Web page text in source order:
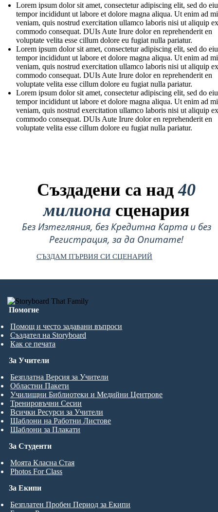
Lorem ipsum dolor sit amet, consectetur adipiscing elit, sed do
tempor incididunt ut labore et dolore magna aliqua. Ut enim ad
veniam, quis nostrud exercitation ullamco laboris nisi ut aliquip
commodo consequat. DUIs Aute Irure dolor en reprehenderit en
voluptate velita esse cillum dolore eu fugiat nulla pariatur.
Lorem ipsum dolor sit amet, consectetur adipiscing elit, sed do
tempor incididunt ut labore et dolore magna aliqua. Ut enim ad
veniam, quis nostrud exercitation ullamco laboris nisi ut aliquip
commodo consequat. DUIs Aute Irure dolor en reprehenderit en
voluptate velita esse cillum dolore eu fugiat nulla pariatur.
Lorem ipsum dolor sit amet, consectetur adipiscing elit, sed do
tempor incididunt ut labore et dolore magna aliqua. Ut enim ad
veniam, quis nostrud exercitation ullamco laboris nisi ut aliquip
commodo consequat. DUIs Aute Irure dolor en reprehenderit en
voluptate velita esse cillum dolore eu fugiat nulla pariatur.
Създадени са над40
милиона сценария
Без Изтегляния, без Кредитна Карта и без
Регистрация, за да Опитате!
СЪЗДАМ ПЪРВИЯ СИ СЦЕНАРИЙ
Помогне
Помощ и често задавани въпроси
Създател на Storyboard
Как се печата
За Студенти
Моята Класна Стая
Photos For Class
За Учители
Безплатна Версия за Учители
Областни Пакети
Училищни Библиотеки и Медийни Центрове
Тренировъчни Сесии
Всички Ресурси за Учители
Шаблони на Работни Листове
Шаблони за Плакати
За Екипи
Безплатен Пробен Период за Екипи